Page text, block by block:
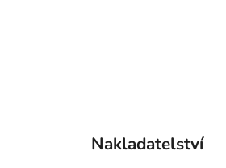
Přeskočit
kategorie
Nakladatelství